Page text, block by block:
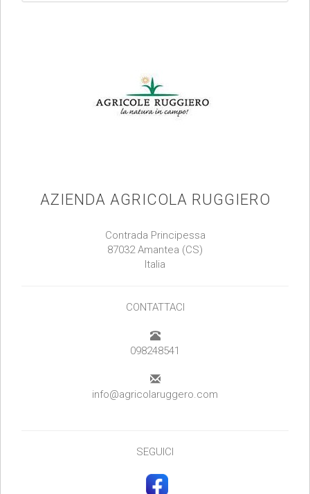
AZIENDA AGRICOLA RUGGIERO
Contrada Principessa
87032 Amantea (CS)
Italia
CONTATTACI
098248541
info@agricolaruggero.com
SEGUICI